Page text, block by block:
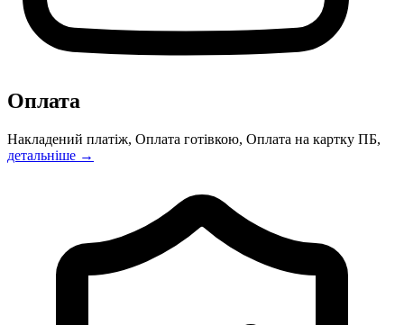
Оплата
Накладений платіж, Оплата готівкою, Оплата на картку ПБ,
детальніше →